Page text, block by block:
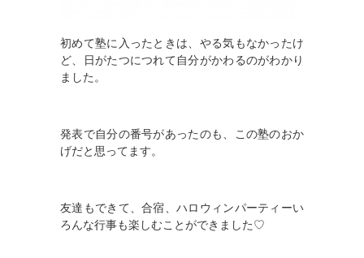
初めて塾に入ったときは、やる気もなかったけ
ど、日がたつにつれて自分がかわるのがわかり
ました。
発表で自分の番号があったのも、この塾のおか
げだと思ってます。
友達もできて、合宿、ハロウィンパーティーい
ろんな行事も楽しむことができました♡